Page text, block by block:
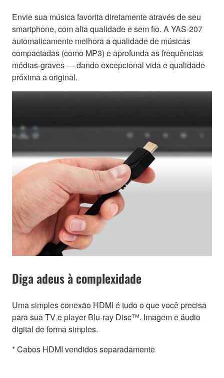
Envie sua música favorita diretamente através de seu
smartphone, com alta qualidade e sem fio. A YAS-207
automaticamente melhora a qualidade de músicas
compactadas (como MP3) e aprofunda as frequências
médias-graves — dando excepcional vida e qualidade
próxima a original.
Diga adeus à complexidade
Uma simples conexão HDMI é tudo o que você precisa
para sua TV e player Blu-ray Disc™. Imagem e áudio
digital de forma simples.
* Cabos HDMI vendidos separadamente